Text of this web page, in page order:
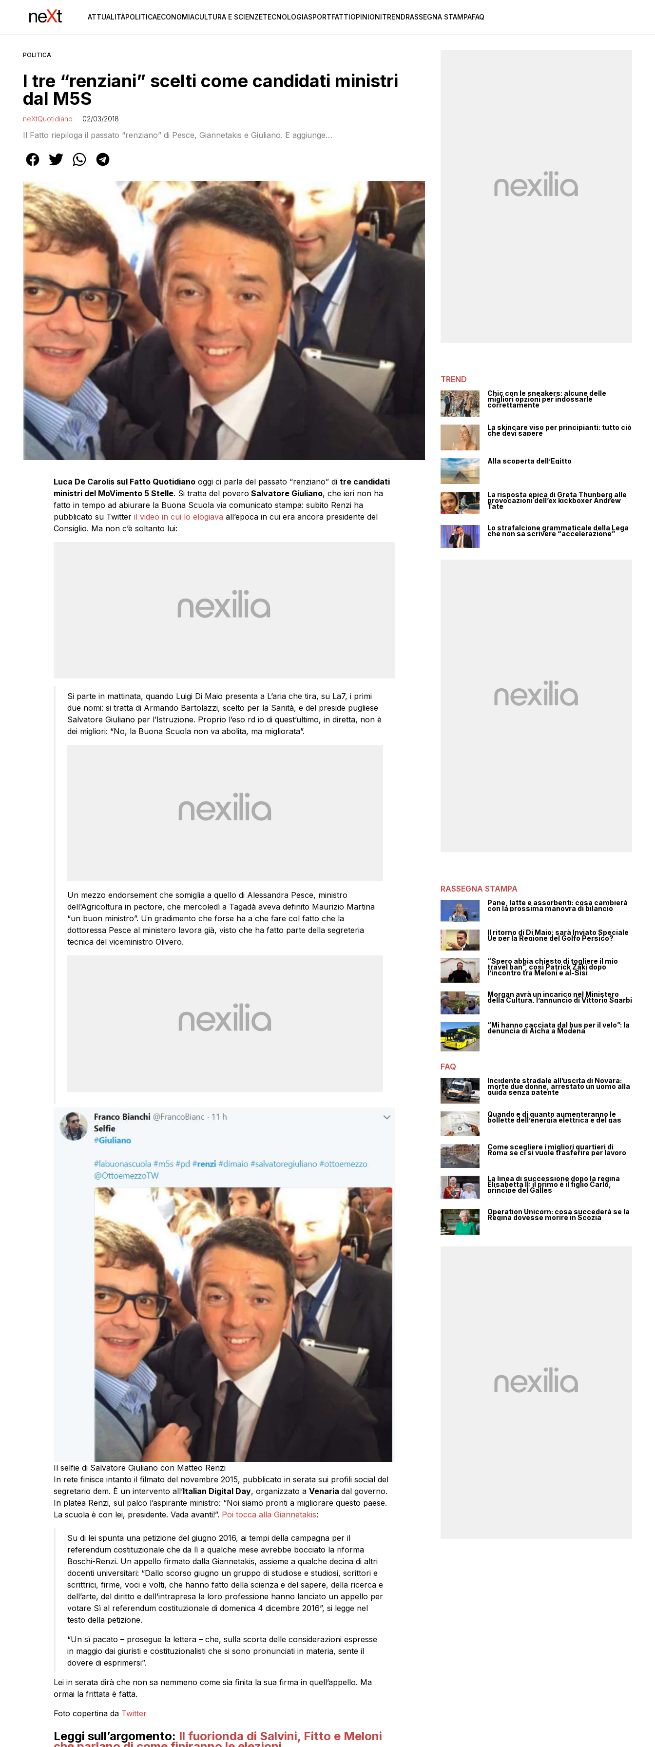
ATTUALITÀPOLITICAECONOMIACULTURA E SCIENZETECNOLOGIASPORTFATTIOPINIONITRENDRASSEGNA STAMPAFAQ
POLITICA
I tre “renziani” scelti come candidati ministri
dal M5S
neXtQuotidiano 02/03/2018
Il Fatto riepiloga il passato “renziano” di Pesce, Giannetakis e Giuliano. E aggiunge…
Luca De Carolis sul Fatto Quotidianooggi ci parla del passato “renziano” di tre candidati
ministri del MoVimento 5 Stelle. Si tratta del povero Salvatore Giuliano, che ieri non ha
fatto in tempo ad abiurare la Buona Scuola via comunicato stampa: subito Renzi ha
pubblicato su Twitter il video in cui lo elogiava all’epoca in cui era ancora presidente del
Consiglio. Ma non c’è soltanto lui:
Si parte in mattinata, quando Luigi Di Maio presenta a L’aria che tira, su La7, i primi
due nomi: si tratta di Armando Bartolazzi, scelto per la Sanità, e del preside pugliese
Salvatore Giuliano per l’Istruzione. Proprio l’eso rd io di quest’ultimo, in diretta, non è
dei migliori: “No, la Buona Scuola non va abolita, ma migliorata”.
Un mezzo endorsement che somiglia a quello di Alessandra Pesce, ministro
dell’Agricoltura in pectore, che mercoledì a Tagadà aveva definito Maurizio Martina
“un buon ministro”. Un gradimento che forse ha a che fare col fatto che la
dottoressa Pesce al ministero lavora già, visto che ha fatto parte della segreteria
tecnica del viceministro Olivero.
Il selfie di Salvatore Giuliano con Matteo Renzi
In rete finisce intanto il filmato del novembre 2015, pubblicato in serata sui profili social del
segretario dem. È un intervento all’Italian Digital Day, organizzato a Venaria dal governo.
In platea Renzi, sul palco l’aspirante ministro: “Noi siamo pronti a migliorare questo paese.
La scuola è con lei, presidente. Vada avanti!”. Poi tocca alla Giannetakis:
Su di lei spunta una petizione del giugno 2016, ai tempi della campagna per il
referendum costituzionale che da lì a qualche mese avrebbe bocciato la riforma
Boschi-Renzi. Un appello firmato dalla Giannetakis, assieme a qualche decina di altri
docenti universitari: “Dallo scorso giugno un gruppo di studiose e studiosi, scrittori e
scrittrici, firme, voci e volti, che hanno fatto della scienza e del sapere, della ricerca e
dell’arte, del diritto e dell’intrapresa la loro professione hanno lanciato un appello per
votare Sì al referendum costituzionale di domenica 4 dicembre 2016”, si legge nel
testo della petizione.
“Un sì pacato – prosegue la lettera – che, sulla scorta delle considerazioni espresse
in maggio dai giuristi e costituzionalisti che si sono pronunciati in materia, sente il
dovere di esprimersi”.
Lei in serata dirà che non sa nemmeno come sia finita la sua firma in quell’appello. Ma
ormai la frittata è fatta.
Foto copertina da Twitter
Leggi sull’argomento: Il fuorionda di Salvini, Fitto e Meloni
TREND
Chic con le sneakers: alcune delle
migliori opzioni per indossarle
correttamente
La skincare viso per principianti: tutto ciò
che devi sapere
Alla scoperta dell’Egitto
La risposta epica di Greta Thunberg alle
provocazioni dell’ex kickboxer Andrew
Tate
Lo strafalcione grammaticale della Lega
che non sa scrivere “accelerazione”
RASSEGNA STAMPA
Pane, latte e assorbenti: cosa cambierà
con la prossima manovra di bilancio
Il ritorno di Di Maio: sarà Inviato Speciale
Ue per la Regione del Golfo Persico?
“Spero abbia chiesto di togliere il mio
travel ban”, così Patrick Zaki dopo
l’incontro tra Meloni e al-Sisi
Morgan avrà un incarico nel Ministero
della Cultura, l’annuncio di Vittorio Sgarbi
“Mi hanno cacciata dal bus per il velo”: la
denuncia di Aicha a Modena
FAQ
Incidente stradale all’uscita di Novara:
morte due donne, arrestato un uomo alla
guida senza patente
Quando e di quanto aumenteranno le
bollette dell’energia elettrica e del gas
Come scegliere i migliori quartieri di
Roma se ci si vuole trasferire per lavoro
La linea di successione dopo la regina
Elisabetta II: il primo è il figlio Carlo,
principe del Galles
Operation Unicorn: cosa succederà se la
Regina dovesse morire in Scozia